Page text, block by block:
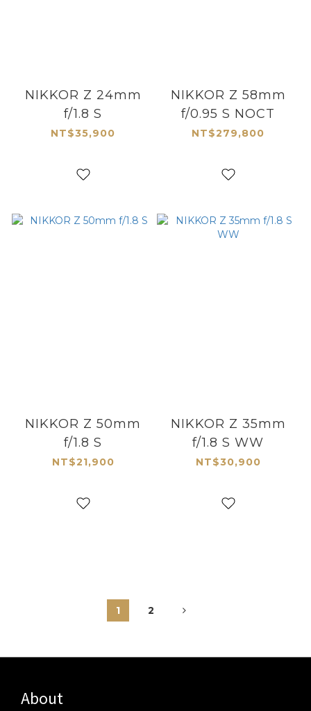
NIKKOR Z 24mm
f/1.8 S
NT$35,900
NIKKOR Z 58mm
f/0.95 S NOCT
NT$279,800
NIKKOR Z 50mm
f/1.8 S
NT$21,900
NIKKOR Z 35mm
f/1.8 S WW
NT$30,900
1 2
About